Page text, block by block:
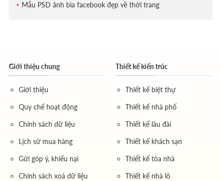
Mẫu PSD ảnh bìa facebook đẹp về thời trang
Giới thiệu chung
Giới thiệu
Quy chế hoạt động
Chính sách dữ liệu
Lịch sử mua hàng
Gửi góp ý, khiếu nại
Chính sách xoá dữ liệu
Thiết kế kiến trúc
Thiết kế biệt thự
Thiết kế nhà phố
Thiết kế lâu đài
Thiết kế khách sạn
Thiết kế tòa nhà
Thiết kế nhà lô